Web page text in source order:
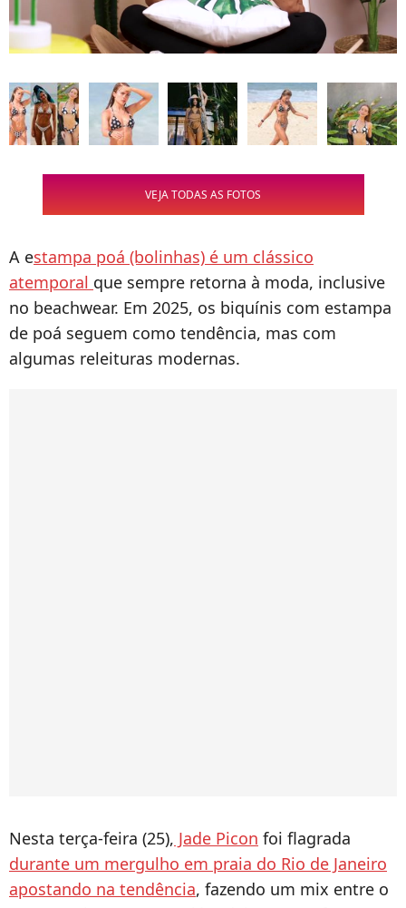
00:00 /02:44
VEJA TODAS AS FOTOS
A estampa poá (bolinhas) é um clássico
atemporal que sempre retorna à moda, inclusive
no beachwear. Em 2025, os biquínis com estampa
de poá seguem como tendência, mas com
algumas releituras modernas.
Nesta terça-feira (25), Jade Picon foi flagrada
durante um mergulho em praia do Rio de Janeiro
apostando na tendência, fazendo um mix entre o